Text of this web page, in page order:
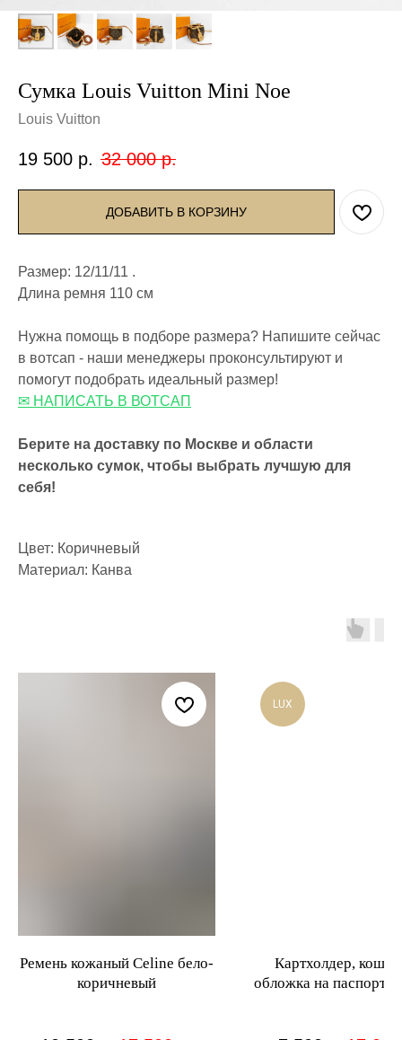
Сумка Louis Vuitton Mini Noe
Louis Vuitton
19 500 р. 32 000 р.
ДОБАВИТЬ В КОРЗИНУ
Размер: 12/11/11 .
Длина ремня 110 см
Нужна помощь в подборе размера? Напишите сейчас
в вотсап - наши менеджеры проконсультируют и
помогут подобрать идеальный размер!
✉ НАПИСАТЬ В ВОТСАП
Берите на доставку по Москве и области
несколько сумок, чтобы выбрать лучшую для
себя!
Цвет: Коричневый
Материал: Канва
Ремень кожаный Celine бело-
коричневый
LUX
Картхолдер,
обложка на паспорт